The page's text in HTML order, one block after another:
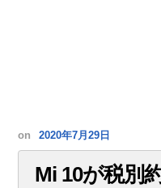
on 2020年7月29日
Mi 10が税別